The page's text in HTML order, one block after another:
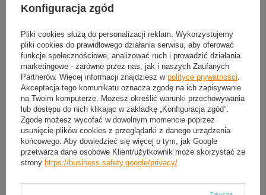
XS L
Konfiguracja zgód
Pliki cookies służą do personalizacji reklam. Wykorzystujemy
pliki cookies do prawidłowego działania serwisu, aby oferować
funkcje społecznościowe, analizować ruch i prowadzić działania
marketingowe - zarówno przez nas, jak i naszych Zaufanych
Partnerów. Więcej informacji znajdziesz w polityce prywatności
Akceptacja tego komunikatu oznacza zgodę na ich zapisywanie
na Twoim komputerze. Możesz określić warunki przechowywania
lub dostępu do nich klikając w zakładkę „Konfiguracja zgód”.
Zgodę możesz wycofać w dowolnym momencie poprzez
usunięcie plików cookies z przeglądarki z danego urządzenia
końcowego. Aby dowiedzieć się więcej o tym, jak Google
przetwarza dane osobowe Klient/użytkownik może skorzystać ze
strony https://business.safety.google/privacy/